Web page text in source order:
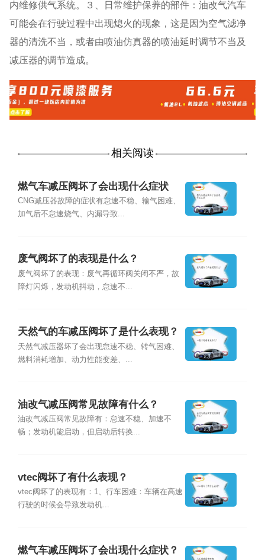
内维修供气系统。３、日常维护保养的部件：油改气汽车
可能会在行驶过程中出现熄火的现象，这是因为空气滤净
器的清洗不当，或者由喷油仿真器的喷油延时调节不当及
减压器的调节造成。
相关阅读
燃气车减压阀坏了会出现什么症状
CNG减压器故障的症状有怠速不稳、输气困难、
加气后不怠速烧气、内漏导致...
废气阀坏了的表现是什么？
废气阀坏了的表现：废气再循环阀关闭不严，故
障灯闪烁，发动机抖动，怠速不...
天然气的车减压阀坏了是什么表现？
天然气减压器坏了会出现怠速不稳、转气困难、
燃料消耗增加、动力性能变差、...
油改气减压阀常见故障有什么？
油改气减压阀常见故障有：怠速不稳、加速不
畅；发动机能启动，但启动后转换...
vtec阀坏了有什么表现？
vtec阀坏了的表现有：1、行车困难：车辆在高速
行驶的时候会导致发动机...
燃气车减压阀坏了会出现什么症状？